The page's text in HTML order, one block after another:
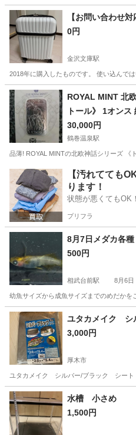
【お問い合わせ
0円
金沢文庫駅
2018年に購入したものです。 使い込んで
神奈川 横浜市 ROYAL MINT 北
トール》 1オン
30,000円
鶴巻温泉駅
品薄! ROYAL MINTの北欧神話シリーズ 《
神奈川 秦野市 鶴巻温泉駅 そ
【汚れてても
ります！
状態が悪くてもOK
プリフラ
8月7日メダカ各種
500円
相武台前駅 8月6日
幼魚サイズから成魚サイズまでのめだか
神奈川 座間市 相武台前駅
ユタカメイク シ
3,000円
厚木市
ユタカメイク シルバー/ブラック シート
神奈川 厚木市 その他
水槽 小さめ
1,500円